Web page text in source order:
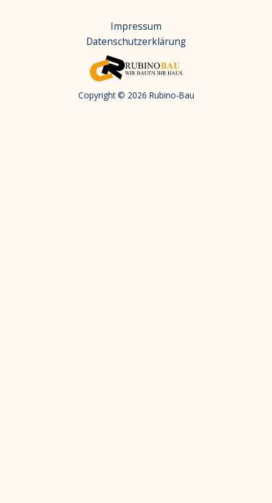
Impressum
Datenschutzerklärung
Copyright © 2026 Rubino-Bau